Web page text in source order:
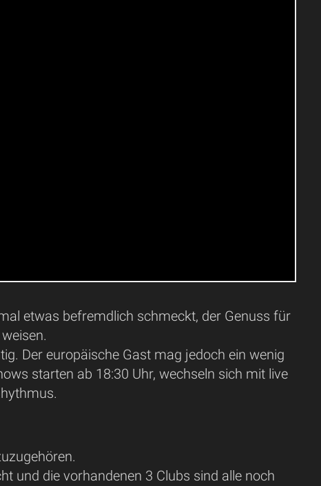
etwas befremdlich schmeckt, der Genuss für
Der europäische Gast mag jedoch ein wenig
starten ab 18:30 Uhr, wechseln sich mit live
und die vorhandenen 3 Clubs sind alle noch